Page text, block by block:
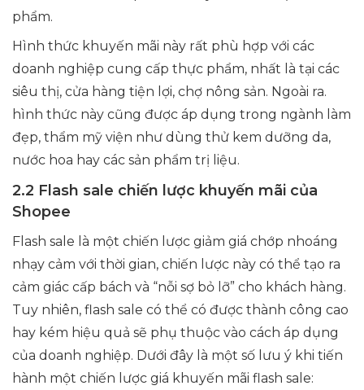
phẩm.
Hình thức khuyến mãi này rất phù hợp với các
doanh nghiệp cung cấp thực phẩm, nhất là tại các
siêu thị, cửa hàng tiện lợi, chợ nông sản. Ngoài ra.
hình thức này cũng được áp dụng trong ngành làm
đẹp, thẩm mỹ viện như dùng thử kem dưỡng da,
nước hoa hay các sản phẩm trị liệu.
2.2 Flash sale chiến lược khuyến mãi của
Shopee
Flash sale là một chiến lược giảm giá chớp nhoáng
nhạy cảm với thời gian, chiến lược này có thể tạo ra
cảm giác cấp bách và “nỗi sợ bỏ lỡ” cho khách hàng.
Tuy nhiên, flash sale có thể có được thành công cao
hay kém hiệu quả sẽ phụ thuộc vào cách áp dụng
của doanh nghiệp. Dưới đây là một số lưu ý khi tiến
hành một chiến lược giá khuyến mãi flash sale: